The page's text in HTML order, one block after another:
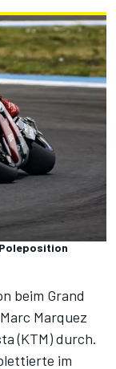
beim Grand
Marquez
(KTM) durch.
im